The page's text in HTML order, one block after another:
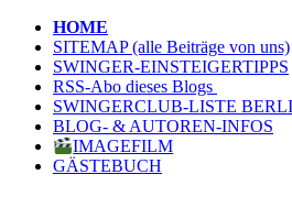
HOME
SITEMAP (alle Beiträge von uns)
SWINGER-EINSTEIGERTIPPS
RSS-Abo dieses Blogs
SWINGERCLUB-LISTE
BLOG- & AUTOREN-INFOS
IMAGEFILM
GÄSTEBUCH